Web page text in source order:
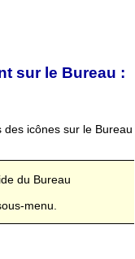
sur le Bureau :
icônes sur le Bureau
du Bureau
menu.